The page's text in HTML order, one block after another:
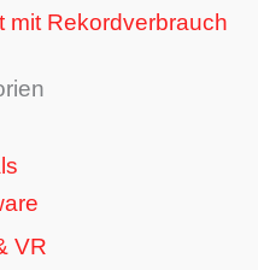
mit Rekordverbrauch
VR